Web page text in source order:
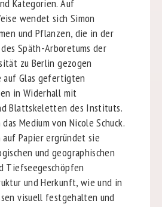
Kategorien. Auf
wendet sich Simon
und Pflanzen, die in der
Späth-Arboretums der
zu Berlin gezogen
auf Glas gefertigten
in Widerhall mit
Blattskeletten des Instituts.
Medium von Nicole Schuck.
Papier ergründet sie
und geographischen
Tiefseegeschöpfen
und Herkunft, wie und in
visuell festgehalten und